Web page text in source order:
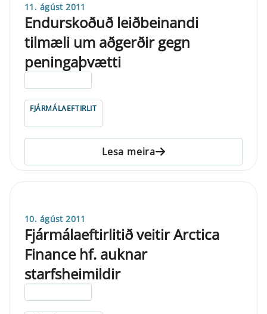
11. ágúst 2011
Endurskoðuð leiðbeinandi
tilmæli um aðgerðir gegn
peningaþvætti
FJÁRMÁLAEFTIRLIT
Lesa meira
10. ágúst 2011
Fjármálaeftirlitið veitir Arctica
Finance hf. auknar
starfsheimildir